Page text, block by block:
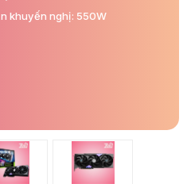
khuyến nghị: 550W